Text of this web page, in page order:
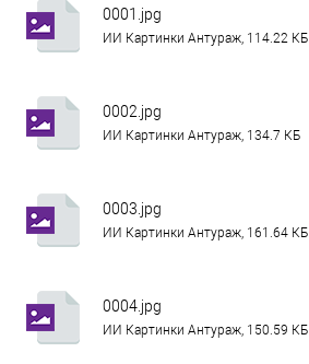
0001.jpg
ИИ Картинки Антураж, 114.22 КБ
0002.jpg
ИИ Картинки Антураж, 134.7 КБ
0003.jpg
ИИ Картинки Антураж, 161.64 КБ
0004.jpg
ИИ Картинки Антураж, 150.59 КБ